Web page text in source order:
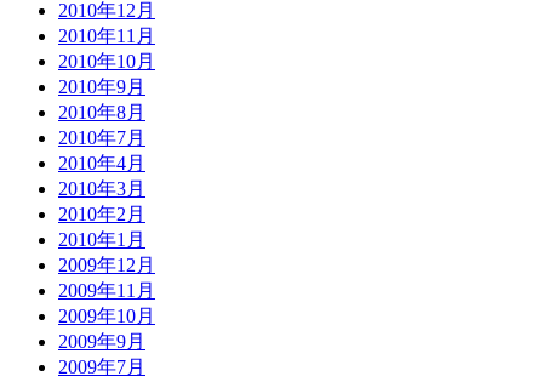
2010年12月
2010年11月
2010年10月
2010年9月
2010年8月
2010年7月
2010年4月
2010年3月
2010年2月
2010年1月
2009年12月
2009年11月
2009年10月
2009年9月
2009年7月